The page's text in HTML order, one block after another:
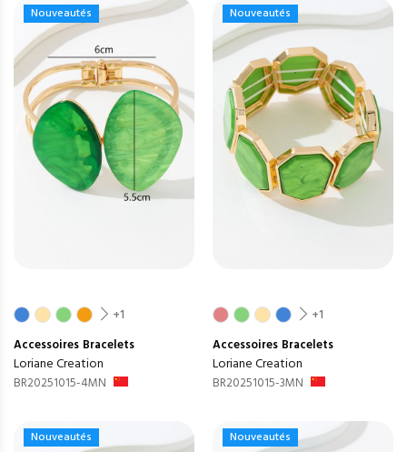
Nouveautés
+1
Accessoires Bracelets
Loriane Creation
BR20251015-4MN
Nouveautés
+1
Accessoires Bracelets
Loriane Creation
BR20251015-3MN
Nouveautés Nouveautés